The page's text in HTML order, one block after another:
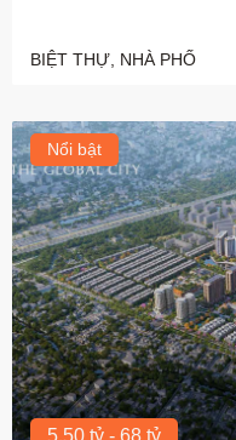
BIỆT THỰ, NHÀ PHỐ
Nổi bật